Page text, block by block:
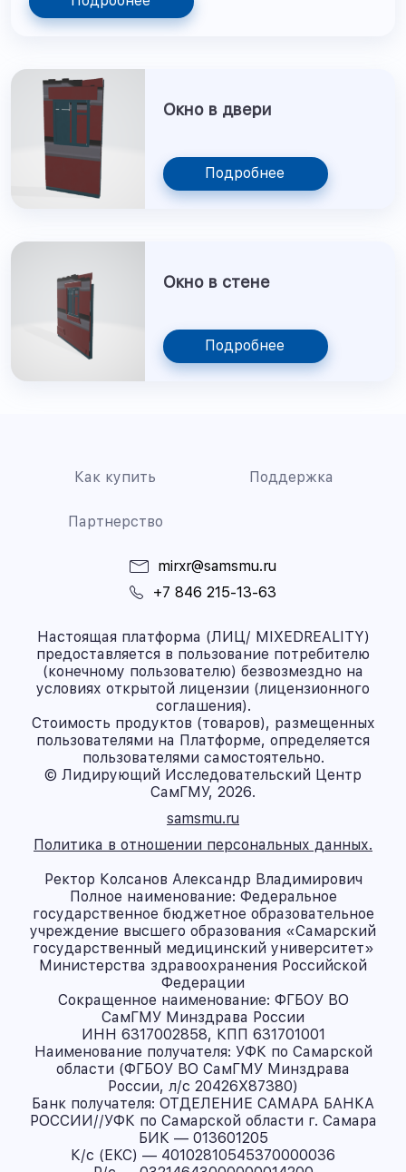
Окно в двери
Подробнее
Окно в стене
Подробнее
Как купить Поддержка
Партнерство
mirxr@samsmu.ru
+7 846 215-13-63
Настоящая платформа (ЛИЦ/ MIXEDREALITY)
предоставляется в пользование потребителю
(конечному пользователю) безвозмездно на
условиях открытой лицензии (лицензионного
соглашения).
Стоимость продуктов (товаров), размещенных
пользователями на Платформе, определяется
пользователями самостоятельно.
© Лидирующий Исследовательский Центр
СамГМУ, 2026.
samsmu.ru
Политика в отношении персональных данных.
Ректор Колсанов Александр Владимирович
Полное наименование: Федеральное
государственное бюджетное образовательное
учреждение высшего образования «Самарский
государственный медицинский университет»
Министерства здравоохранения Российской
Федерации
Сокращенное наименование: ФГБОУ ВО
СамГМУ Минздрава России
ИНН 6317002858, КПП 631701001
Наименование получателя: УФК по Самарской
области (ФГБОУ ВО СамГМУ Минздрава
России, л/с 20426X87380)
Банк получателя: ОТДЕЛЕНИЕ САМАРА БАНКА
РОССИИ//УФК по Самарской области г. Самара
БИК — 013601205
К/с (ЕКС) — 40102810545370000036